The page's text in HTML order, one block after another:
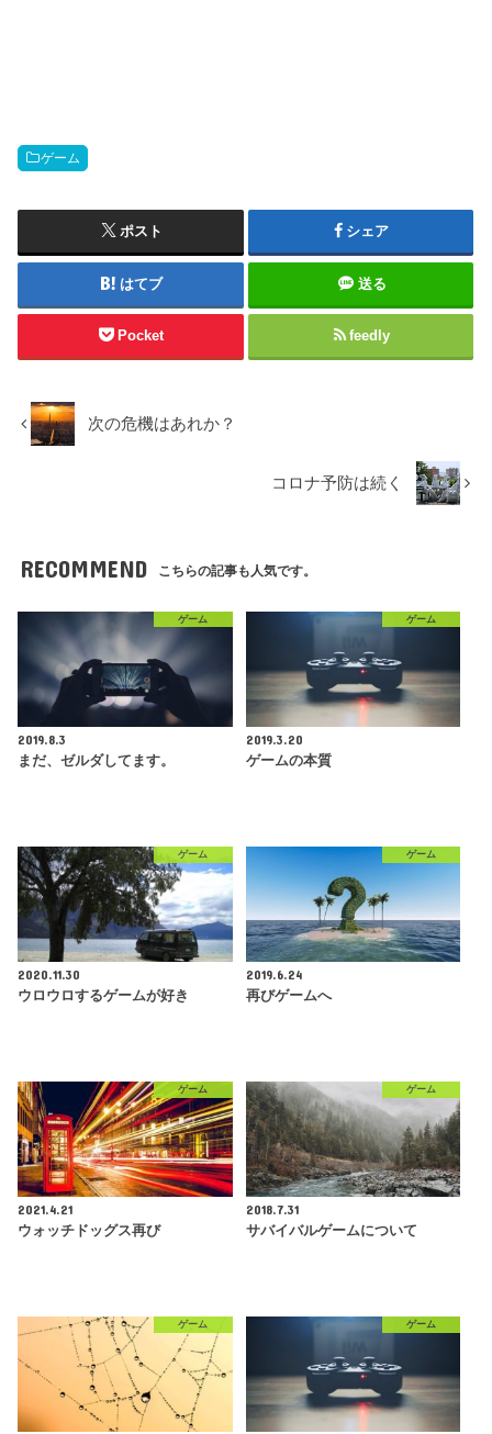
ゲーム
ポスト シェア
はてブ 送る
Pocket feedly
次の危機はあれか？
コロナ予防は続く
RECOMMEND こちらの記事も人気です。
ゲーム
2019.8.3
まだ、ゼルダしてます。
ゲーム
2019.3.20
ゲームの本質
ゲーム
2020.11.30
ウロウロするゲームが好き
ゲーム
2019.6.24
再びゲームへ
ゲーム
2021.4.21
ウォッチドッグス再び
ゲーム
2018.7.31
サバイバルゲームについて
ゲーム ゲーム